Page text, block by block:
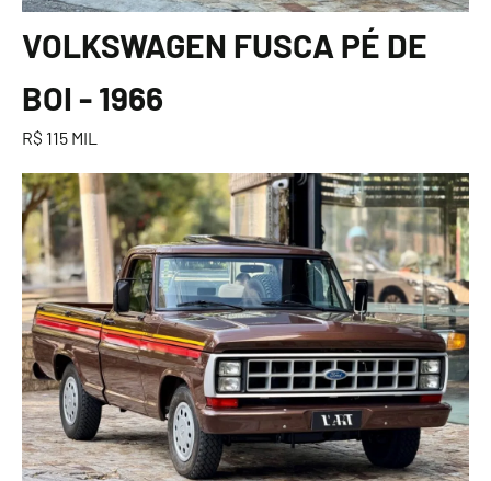
VOLKSWAGEN FUSCA PÉ DE
BOI - 1966
R$ 115 MIL